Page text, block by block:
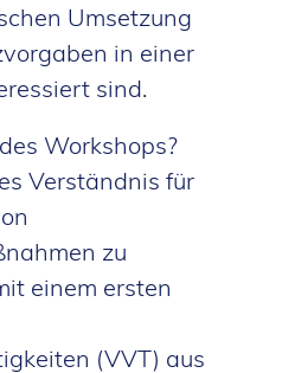
Umsetzung
in einer
sind.
Workshops?
Verständnis für
zu
einem ersten
(VVT) aus